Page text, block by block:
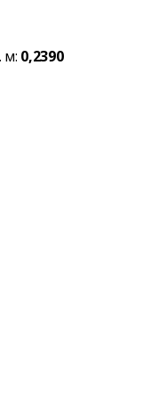
м: 0,2390